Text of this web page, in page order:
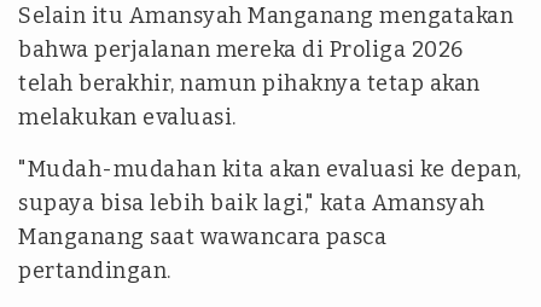
Selain itu Amansyah Manganang mengatakan
bahwa perjalanan mereka di Proliga 2026
telah berakhir, namun pihaknya tetap akan
melakukan evaluasi.
"Mudah-mudahan kita akan evaluasi ke depan,
supaya bisa lebih baik lagi," kata Amansyah
Manganang saat wawancara pasca
pertandingan.